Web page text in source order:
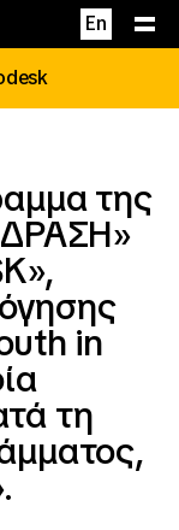
En
της
ΔΡΑΣΗ»
in
τη